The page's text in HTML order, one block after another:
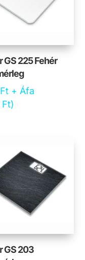
GS 225 Fehér
Ft + Áfa
Ft)
GS 203